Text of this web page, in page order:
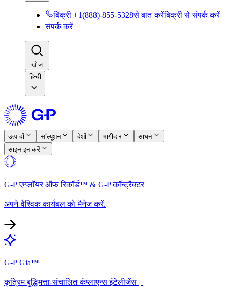
बिक्री +1(888)-855-5328से बात करें​​बिक्री से संपर्क करें​​
संपर्क करें​​
खोज​​
हिन्दी
उत्पादों​​ सॉल्यूशन​​ देशों​​ भागीदार​​
साधन​​
साइन इन करें​​
G-P एम्प्लॉयर ऑफ रिकॉर्ड™ & G-P कॉन्ट्रैक्टर​​
अपने वैश्विक कार्यबल को मैनेज करें.​​
G-P Gia™​​
कृत्रिम बुद्धिमत्ता-संचालित कंप्लाएन्स इंटेलीजेंस।​​